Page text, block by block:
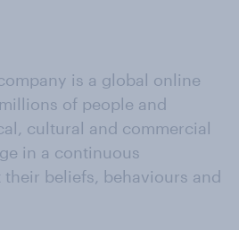
is a global online
of people and
cultural and commercial
in a continuous
beliefs, behaviours and